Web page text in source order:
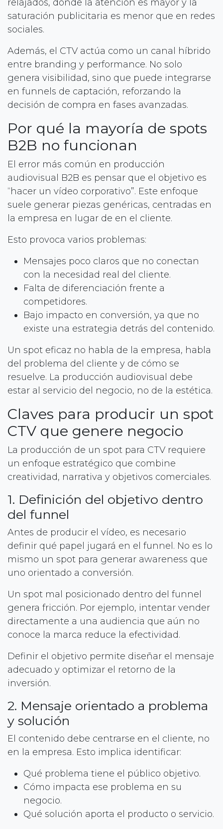
relajados, donde la atención es mayor y la
saturación publicitaria es menor que en redes
sociales.
Además, el CTV actúa como un canal híbrido
entre branding y performance. No solo
genera visibilidad, sino que puede integrarse
en funnels de captación, reforzando la
decisión de compra en fases avanzadas.
Por qué la mayoría de spots
B2B no funcionan
El error más común en producción
audiovisual B2B es pensar que el objetivo es
“hacer un vídeo corporativo”. Este enfoque
suele generar piezas genéricas, centradas en
la empresa en lugar de en el cliente.
Esto provoca varios problemas:
Mensajes poco claros que no conectan
con la necesidad real del cliente.
Falta de diferenciación frente a
competidores.
Bajo impacto en conversión, ya que no
existe una estrategia detrás del contenido.
Un spot eficaz no habla de la empresa, habla
del problema del cliente y de cómo se
resuelve. La producción audiovisual debe
estar al servicio del negocio, no de la estética.
Claves para producir un spot
CTV que genere negocio
La producción de un spot para CTV requiere
un enfoque estratégico que combine
creatividad, narrativa y objetivos comerciales.
1. Definición del objetivo dentro
del funnel
Antes de producir el vídeo, es necesario
definir qué papel jugará en el funnel. No es lo
mismo un spot para generar awareness que
uno orientado a conversión.
Un spot mal posicionado dentro del funnel
genera fricción. Por ejemplo, intentar vender
directamente a una audiencia que aún no
conoce la marca reduce la efectividad.
Definir el objetivo permite diseñar el mensaje
adecuado y optimizar el retorno de la
inversión.
2. Mensaje orientado a problema
y solución
El contenido debe centrarse en el cliente, no
en la empresa. Esto implica identificar:
Qué problema tiene el público objetivo.
Cómo impacta ese problema en su
negocio.
Qué solución aporta el producto o servicio.